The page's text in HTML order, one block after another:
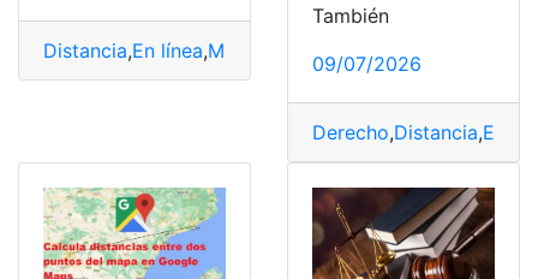
Distancia,En línea,Modalidad SENESCYT ,Ser Bachiller
También
09/07/2026
Derecho,Distancia,